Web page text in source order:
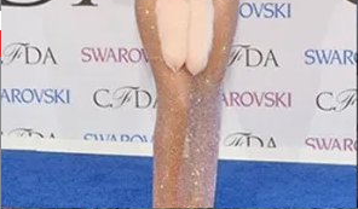
Современный Дизайн Сада